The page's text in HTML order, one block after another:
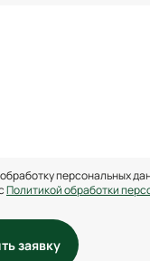
персональных
Политикой обработки
заявку